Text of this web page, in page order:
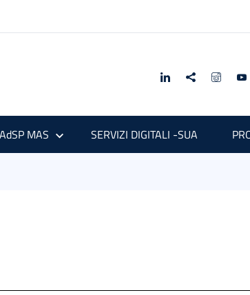
MAS SERVIZI DIGITALI -SUA